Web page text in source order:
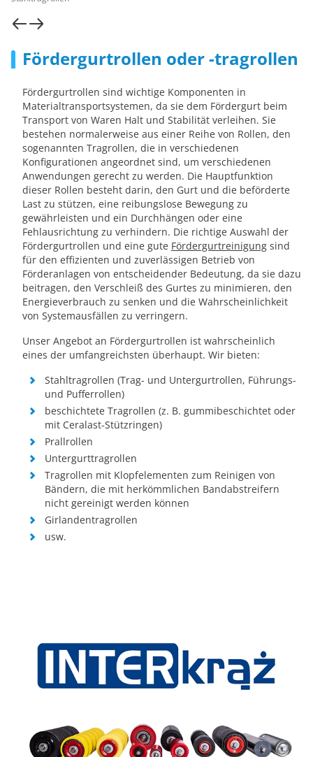
Fördergurtrollen oder -tragrollen
Fördergurtrollen sind wichtige Komponenten in
Materialtransportsystemen, da sie dem Fördergurt beim
Transport von Waren Halt und Stabilität verleihen. Sie
bestehen normalerweise aus einer Reihe von Rollen, den
sogenannten Tragrollen, die in verschiedenen
Konfigurationen angeordnet sind, um verschiedenen
Anwendungen gerecht zu werden. Die Hauptfunktion
dieser Rollen besteht darin, den Gurt und die beförderte
Last zu stützen, eine reibungslose Bewegung zu
gewährleisten und ein Durchhängen oder eine
Fehlausrichtung zu verhindern. Die richtige Auswahl der
Fördergurtrollen und eine gute Fördergurtreinigung sind
für den effizienten und zuverlässigen Betrieb von
Förderanlagen von entscheidender Bedeutung, da sie dazu
beitragen, den Verschleiß des Gurtes zu minimieren, den
Energieverbrauch zu senken und die Wahrscheinlichkeit
von Systemausfällen zu verringern.
Unser Angebot an Fördergurtrollen ist wahrscheinlich
eines der umfangreichsten überhaupt. Wir bieten:
Stahltragrollen (Trag- und Untergurtrollen, Führungs-
und Pufferrollen)
beschichtete Tragrollen (z. B. gummibeschichtet oder
mit Ceralast-Stützringen)
Prallrollen
Untergurttragrollen
Tragrollen mit Klopfelementen zum Reinigen von
Bändern, die mit herkömmlichen Bandabstreifern
nicht gereinigt werden können
Girlandentragrollen
usw.